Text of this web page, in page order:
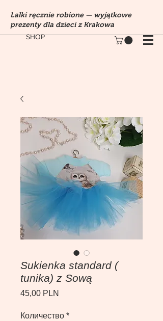
SHOP
Lalki ręcznie robione — wyjątkowe
prezenty dla dzieci z Krakowa
Sukienka standard (
tunika) z Sową
45,00 PLN
Количество *